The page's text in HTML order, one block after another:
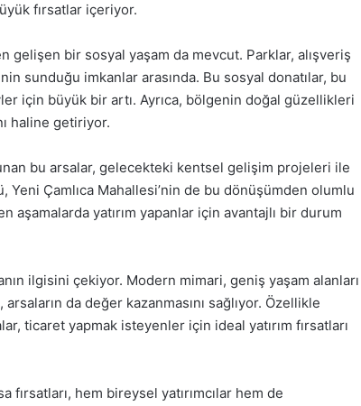
fırsatlar içeriyor.
gelişen bir sosyal yaşam da mevcut. Parklar, alışveriş
sunduğu imkanlar arasında. Bu sosyal donatılar, bu
için büyük bir artı. Ayrıca, bölgenin doğal güzellikleri
haline getiriyor.
bu arsalar, gelecekteki kentsel gelişim projeleri ile
Yeni Çamlıca Mahallesi’nin de bu dönüşümden olumlu
aşamalarda yatırım yapanlar için avantajlı bir durum
ilgisini çekiyor. Modern mimari, geniş yaşam alanları
da değer kazanmasını sağlıyor. Özellikle
ticaret yapmak isteyenler için ideal yatırım fırsatları
fırsatları, hem bireysel yatırımcılar hem de